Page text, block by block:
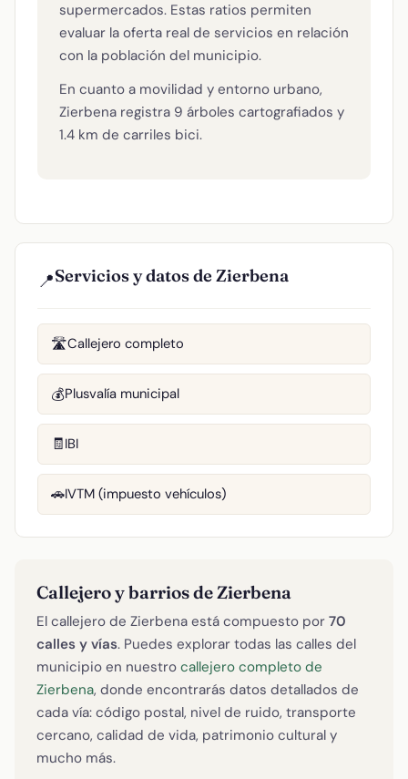
supermercados. Estas ratios permiten
evaluar la oferta real de servicios en relación
con la población del municipio.
En cuanto a movilidad y entorno urbano,
Zierbena registra 9 árboles cartografiados y
1.4 km de carriles bici.
📍Servicios y datos de Zierbena
🛣️Callejero completo
💰Plusvalía municipal
🧾IBI
🚗IVTM (impuesto vehículos)
Callejero y barrios de Zierbena
El callejero de Zierbena está compuesto por 70
calles y vías. Puedes explorar todas las calles del
municipio en nuestro callejero completo de
Zierbena, donde encontrarás datos detallados de
cada vía: código postal, nivel de ruido, transporte
cercano, calidad de vida, patrimonio cultural y
mucho más.